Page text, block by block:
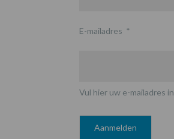
E-mailadres *
Vul hier uw e-mailadres in